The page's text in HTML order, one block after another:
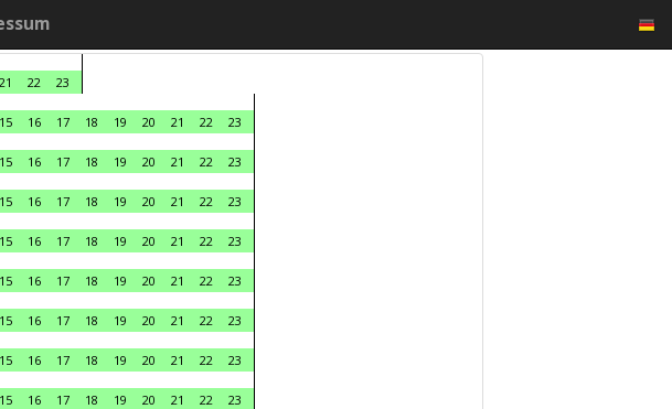
21 22
23
15 16 17 18 19 20 21 22
23
15 16 17 18 19 20 21 22
23
15 16 17 18 19 20 21 22
23
15 16 17 18 19 20 21 22
23
15 16 17 18 19 20 21 22
23
15 16 17 18 19 20 21 22
23
15 16 17 18 19 20 21 22
23
15 16 17 18 19 20 21 22
23